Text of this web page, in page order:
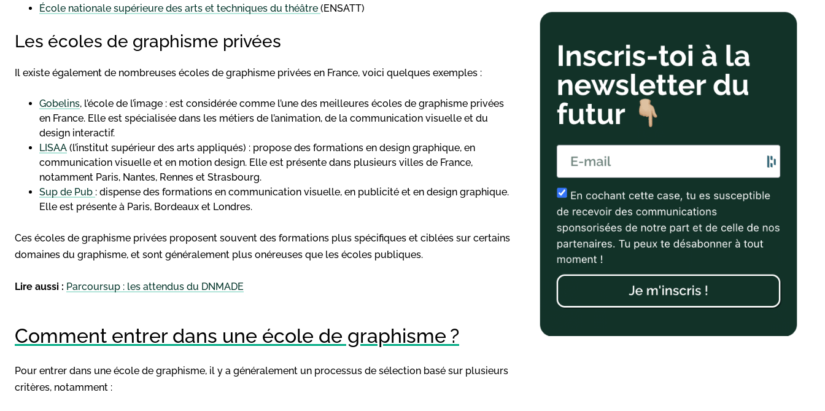
École nationale supérieure des arts et techniques du théâtre (ENSATT)
Les écoles de graphisme privées
Il existe également de nombreuses écoles de graphisme privées en France, voici quelques exemples :
Gobelins, l’école de l’image : est considérée comme l’une des meilleures écoles de graphisme privées
en France. Elle est spécialisée dans les métiers de l’animation, de la communication visuelle et du
design interactif.
LISAA (l’institut supérieur des arts appliqués) : propose des formations en design graphique, en
communication visuelle et en motion design. Elle est présente dans plusieurs villes de France,
notamment Paris, Nantes, Rennes et Strasbourg.
Sup de Pub : dispense des formations en communication visuelle, en publicité et en design graphique.
Elle est présente à Paris, Bordeaux et Londres.
Ces écoles de graphisme privées proposent souvent des formations plus spécifiques et ciblées sur certains
domaines du graphisme, et sont généralement plus onéreuses que les écoles publiques.
Lire aussi : Parcoursup : les attendus du DNMADE
Comment entrer dans une école de graphisme ?
Pour entrer dans une école de graphisme, il y a généralement un processus de sélection basé sur plusieurs
critères, notamment :